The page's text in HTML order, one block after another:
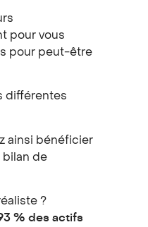
pour vous
pour peut-être
différentes
ainsi bénéficier
bilan de
?
% des actifs